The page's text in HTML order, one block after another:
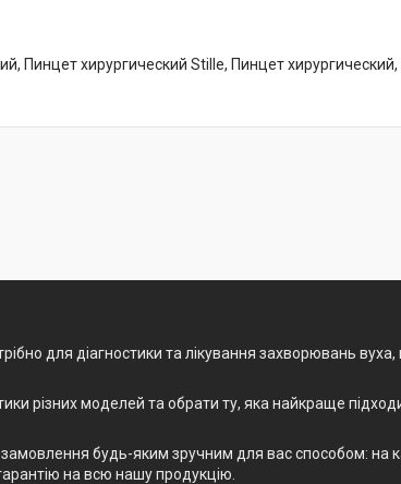
Пинцет хирургический Stille, Пинцет
для діагностики та лікування захворювань
різних моделей та обрати ту, яка найкраще
будь-яким зручним для вас способом: на
на всю нашу продукцію.